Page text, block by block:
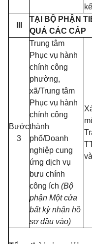
TẠI BỘ PHẬN
QUẢ CÁC CẤP
Bước
3
Trung tâm
Phục vụ hành
chính công
phường,
xã/Trung tâm
Phục vụ hành
chính công
thành
phố/Doanh
nghiệp cung
ứng dịch vụ
bưu chính
công ích (Bộ
phận Một cửa
bất kỳ nhận hồ
sơ đầu vào)